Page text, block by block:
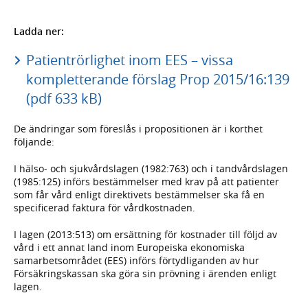
Ladda ner:
Patientrörlighet inom EES – vissa
kompletterande förslag Prop 2015/16:139
(pdf 633 kB)
De ändringar som föreslås i propositionen är i korthet
följande:
I hälso- och sjukvårdslagen (1982:763) och i tandvårdslagen
(1985:125) införs bestämmelser med krav på att patienter
som får vård enligt direktivets bestämmelser ska få en
specificerad faktura för vårdkostnaden.
I lagen (2013:513) om ersättning för kostnader till följd av
vård i ett annat land inom Europeiska ekonomiska
samarbetsområdet (EES) införs förtydliganden av hur
Försäkringskassan ska göra sin prövning i ärenden enligt
lagen.